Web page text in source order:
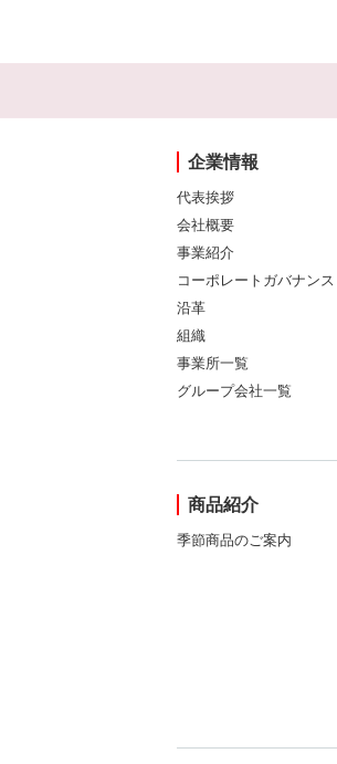
企業情報
代表挨拶
会社概要
事業紹介
コーポレートガバナンス
沿革
組織
事業所一覧
グループ会社一覧
商品紹介
季節商品のご案内